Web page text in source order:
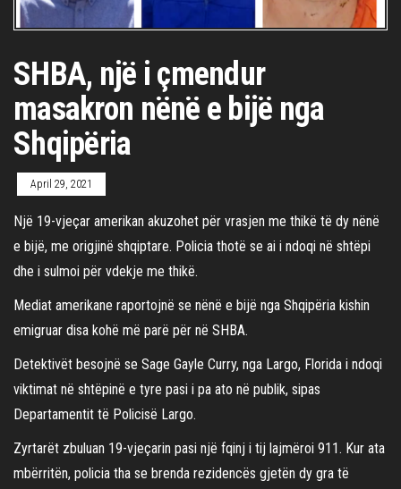
SHBA, një i çmendur
masakron nënë e bijë nga
Shqipëria
April 29, 2021
Një 19-vjeçar amerikan akuzohet për vrasjen me thikë të dy nënë
e bijë, me origjinë shqiptare. Policia thotë se ai i ndoqi në shtëpi
dhe i sulmoi për vdekje me thikë.
Mediat amerikane raportojnë se nënë e bijë nga Shqipëria kishin
emigruar disa kohë më parë për në SHBA.
Detektivët besojnë se Sage Gayle Curry, nga Largo, Florida i ndoqi
viktimat në shtëpinë e tyre pasi i pa ato në publik, sipas
Departamentit të Policisë Largo.
Zyrtarët zbuluan 19-vjeçarin pasi një fqinj i tij lajmëroi 911. Kur ata
mbërritën, policia tha se brenda rezidencës gjetën dy gra të